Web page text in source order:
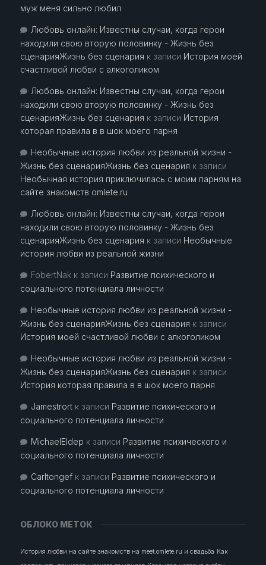
муж меня сильно любил
Любовь онлайн: Известны случаи, когда герои
находили свою вторую половинку - Жизнь без
сценарияЖизнь без сценария к записи История моей
счастливой любви с алкоголиком
Любовь онлайн: Известны случаи, когда герои
находили свою вторую половинку - Жизнь без
сценарияЖизнь без сценария к записи История
которая правила в в шок моего парня
Необычные история любви из реальной жизни -
Жизнь без сценарияЖизнь без сценария к записи
Необычная история приключилась с моим парням на
сайте знакомств omlete.ru
Любовь онлайн: Известны случаи, когда герои
находили свою вторую половинку - Жизнь без
сценарияЖизнь без сценария к записи Необычные
история любви из реальной жизни
FobertNakк записи Развитие психического и
социального потенциала личности
Необычные история любви из реальной жизни -
Жизнь без сценарияЖизнь без сценария к записи
История моей счастливой любви с алкоголиком
Необычные история любви из реальной жизни -
Жизнь без сценарияЖизнь без сценария к записи
История которая правила в в шок моего парня
Jamestrortк записи Развитие психического и
социального потенциала личности
MichaelEldep к записи Развитие психического и
социального потенциала личности
Carltongefк записи Развитие психического и
социального потенциала личности
ОБЛОКО МЕТОК
История любви на сайте знакомств на meet.omlete.ru и свадьба Как